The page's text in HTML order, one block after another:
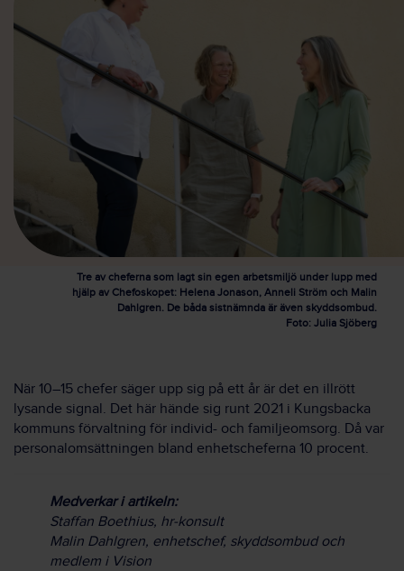
Tre av cheferna som lagt sin egen arbetsmiljö under lupp med
hjälp av Chefoskopet: Helena Jonason, Anneli Ström och Malin
Dahlgren. De båda sistnämnda är även skyddsombud.
Foto: Julia Sjöberg
När 10–15 chefer säger upp sig på ett år är det en illrött
lysande signal. Det här hände sig runt 2021 i Kungsbacka
kommuns förvaltning för individ- och familjeomsorg. Då var
personalomsättningen bland enhetscheferna 10 procent.
Medverkar i artikeln:
Staffan Boethius, hr-konsult
Malin Dahlgren, enhetschef, skyddsombud och
medlem i Vision